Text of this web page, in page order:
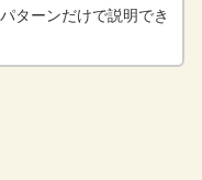
ターンだけで説明でき